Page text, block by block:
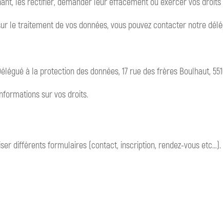
le traitement de vos données, vous pouvez contacter notre
à la protection des données, 17 rue des frères Boulhaut,
sur vos droits.
différents formulaires (contact, inscription, rendez-vous etc…).